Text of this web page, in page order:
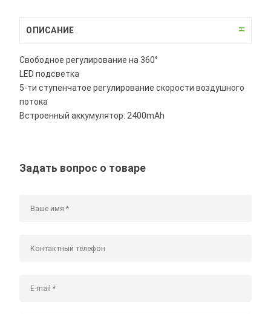
ОПИСАНИЕ
Свободное регулирование на 360°
LED подсветка
5-ти ступенчатое регулирование скорости воздушного
потока
Встроенный аккумулятор: 2400mAh
Задать вопрос о товаре